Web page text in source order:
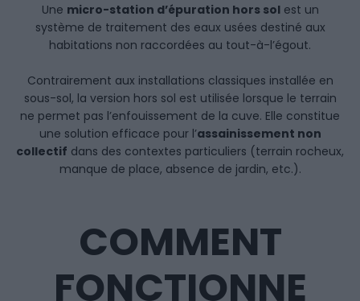
Une micro-station d’épuration hors solest un
système de traitement des eaux usées destiné aux
habitations non raccordées au tout-à-l’égout.
Contrairement aux installations classiques installée en
sous-sol, la version hors sol est utilisée lorsque le terrain
ne permet pas l’enfouissement de la cuve. Elle constitue
une solution efficace pour l’assainissement non
collectif dans des contextes particuliers (terrain rocheux,
manque de place, absence de jardin, etc.).
COMMENT
FONCTIONNE